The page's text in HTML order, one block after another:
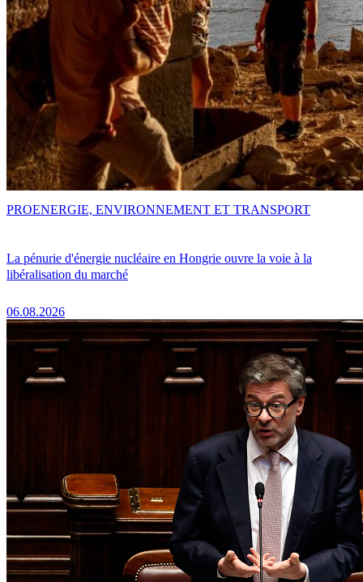
La pénurie d'énergie nucléaire en Hongrie ouvre la voie à la
libéralisation du marché
06.08.2026
PROENERGIE, ENVIRONNEMENT ET TRANSPORT